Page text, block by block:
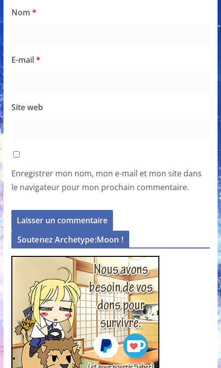
Nom *
E-mail*
Site web
Enregistrer mon nom, mon e-mail et mon site dans
le navigateur pour mon prochain commentaire.
Soutenez Archetype:Moon !